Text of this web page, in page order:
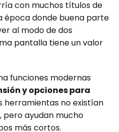
con muchos títulos de
época donde buena parte
al modo de dos
pantalla tiene un valor
funciones modernas
y opciones para
herramientas no existían
pero ayudan mucho
más cortos.